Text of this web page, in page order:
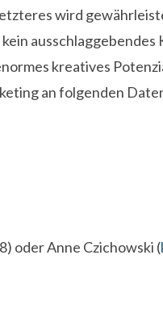
wird
kreatives
an folgenden
oder Anne Czichowski (